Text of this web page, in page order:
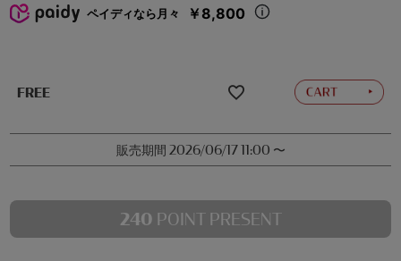
ペイディなら月々 ￥8,800
FREE
販売期間 2026/06/17 11:00 〜
240 POINT PRESENT